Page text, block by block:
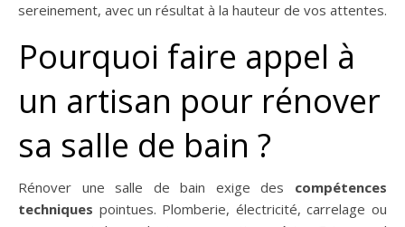
sereinement, avec un résultat à la hauteur de vos attentes.
Pourquoi faire appel à
un artisan pour rénover
sa salle de bain ?
Rénover une salle de bain exige des compétences
techniques pointues. Plomberie, électricité, carrelage ou